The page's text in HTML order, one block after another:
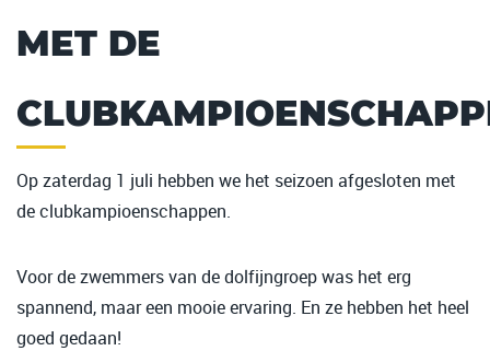
MET DE
Op zaterdag 1 juli hebben we het seizoen afgesloten met
de clubkampioenschappen.
Voor de zwemmers van de dolfijngroep was het erg
spannend, maar een mooie ervaring. En ze hebben het heel
goed gedaan!